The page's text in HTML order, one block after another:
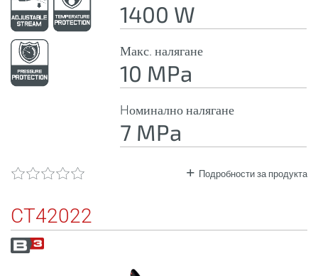
1400 W
Макс. налягане
10 MPa
Hоминално налягане
7 MPa
Подробности за продукта
CT42022